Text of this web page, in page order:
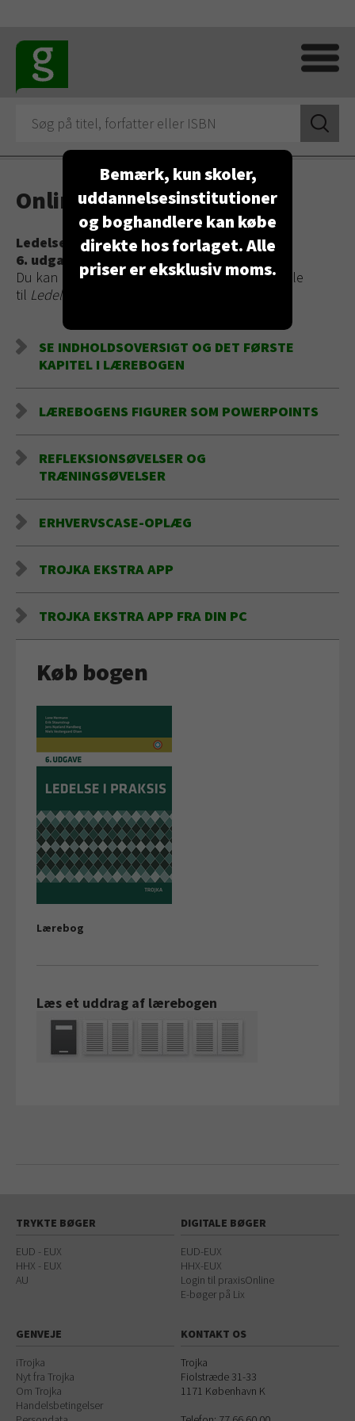
Online materiale
Ledelse i praksis
6. udgave 2026
Lærebog
Du kan her på siden downloade online materiale
til Ledelse i praksis
SE INDHOLDSOVERSIGT OG DET FØRSTE
KAPITEL I LÆREBOGEN
LÆREBOGENS FIGURER SOM POWERPOINTS
REFLEKSIONSØVELSER OG
TRÆNINGSØVELSER
ERHVERVSCASE-OPLÆG
TROJKA EKSTRA APP
TROJKA EKSTRA APP FRA DIN PC
Køb bogen
Lærebog
Læs et uddrag af lærebogen
TRYKTE BØGER
EUD - EUX
HHX - EUX
AU
DIGITALE BØGER
EUD-EUX
HHX-EUX
Login til praxisOnline
E-bøger på Lix
GENVEJE
iTrojka
Nyt fra Trojka
Om Trojka
Handelsbetingelser
KONTAKT OS
Trojka
Fiolstræde 31-33
1171 København K
Bemærk, kun skoler,
uddannelsesinstitutioner
og boghandlere kan købe
direkte hos forlaget. Alle
priser er eksklusiv moms.